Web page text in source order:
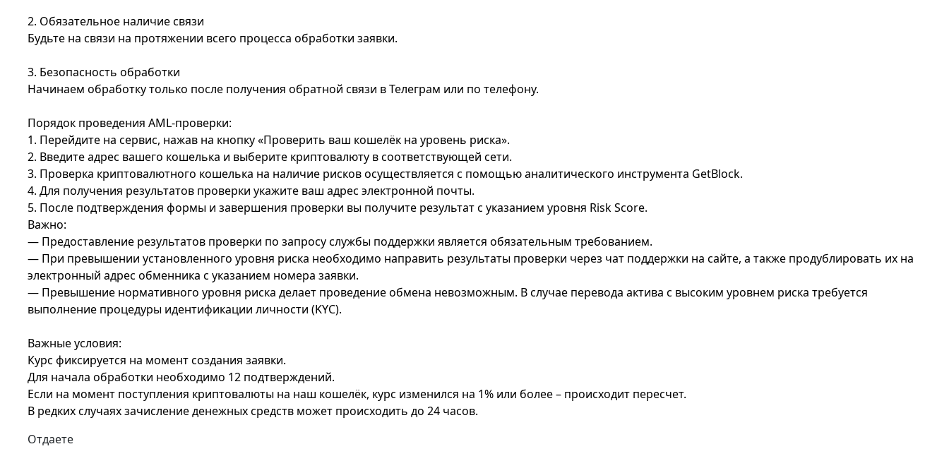
2. Обязательное наличие связи
Будьте на связи на протяжении всего процесса обработки заявки.
3. Безопасность обработки
Начинаем обработку только после получения обратной связи в Телеграм или по телефону.
Порядок проведения AML-проверки:
1. Перейдите на сервис, нажав на кнопку «Проверить ваш кошелёк на уровень риска».
2. Введите адрес вашего кошелька и выберите криптовалюту в соответствующей сети.
3. Проверка криптовалютного кошелька на наличие рисков осуществляется с помощью аналитического инструмента GetBlock.
4. Для получения результатов проверки укажите ваш адрес электронной почты.
5. После подтверждения формы и завершения проверки вы получите результат с указанием уровня Risk Score.
Важно:
— Предоставление результатов проверки по запросу службы поддержки является обязательным требованием.
— При превышении установленного уровня риска необходимо направить результаты проверки через чат поддержки на сайте, а также продублировать их на
электронный адрес обменника с указанием номера заявки.
— Превышение нормативного уровня риска делает проведение обмена невозможным. В случае перевода актива с высоким уровнем риска требуется
выполнение процедуры идентификации личности (KYC).
Важные условия:
Курс фиксируется на момент создания заявки.
Для начала обработки необходимо 12 подтверждений.
Если на момент поступления криптовалюты на наш кошелёк, курс изменился на 1% или более – происходит пересчет.
В редких случаях зачисление денежных средств может происходить до 24 часов.
Отдаете